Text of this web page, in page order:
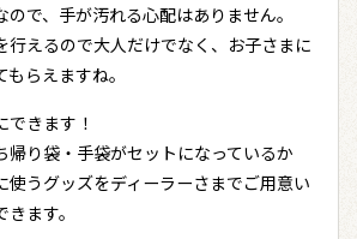
で、手が汚れる心配はありません。
行えるので大人だけでなく、お子さまに
らえますね。
できます！
帰り袋・手袋がセットになっているか
使うグッズをディーラーさまでご用意い
ます。